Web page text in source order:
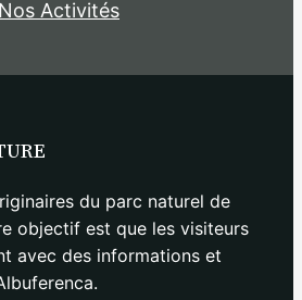
Nos Activités
du parc naturel de
objectif est que les visiteurs
avec des informations et